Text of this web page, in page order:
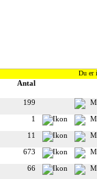
Du er
Antal
199
1
11
673
66